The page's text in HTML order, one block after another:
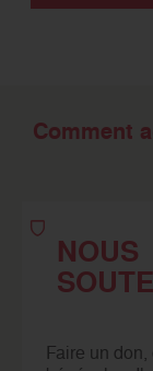
Comment
NOUS
Faire un don,